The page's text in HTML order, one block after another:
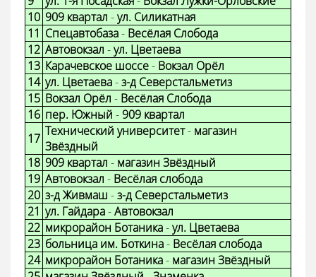
10 909 квартал -ул. Силикатная
11 Спецавтобаза- Весёлая Слобода
12 Автовокзал -ул. Цветаева
13 Карачевское шоссе- Вокзал Орёл
14 ул. Цветаева-з-д Северстальметиз
15 Вокзал Орёл - Весёлая Слобода
16 пер. Южный - 909 квартал
17 Технический университет- магазин
Звёздный
18 909 квартал - магазин Звёздный
19 Автовокзал - Весёлая слобода
20 з-д Живмаш -з-д Северстальметиз
21 ул. Гайдара-Автовокзал
22 микрорайон Ботаника-ул. Цветаева
23 больница им. Боткина- Весёлая слобода
24 микрорайон Ботаника- магазин Звёздный